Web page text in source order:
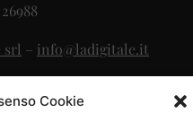
Cookie
srl – info@ladigitale.it